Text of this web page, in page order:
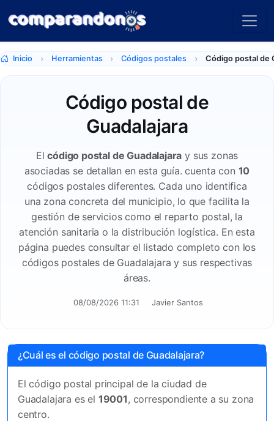
Inicio Herramientas Códigos postales Código postal de
Código postal de
Guadalajara
Elcódigo postal de Guadalajara y sus zonas
asociadas se detallan en esta guía. cuenta con 10
códigos postales diferentes. Cada uno identifica
una zona concreta del municipio, lo que facilita la
gestión de servicios como el reparto postal, la
atención sanitaria o la distribución logística. En esta
página puedes consultar el listado completo con los
códigos postales de Guadalajara y sus respectivas
áreas.
08/08/2026 11:31 Javier Santos
¿Cuál es el código postal de Guadalajara?
El código postal principal de la ciudad de
Guadalajara es el 19001, correspondiente a su zona
centro.